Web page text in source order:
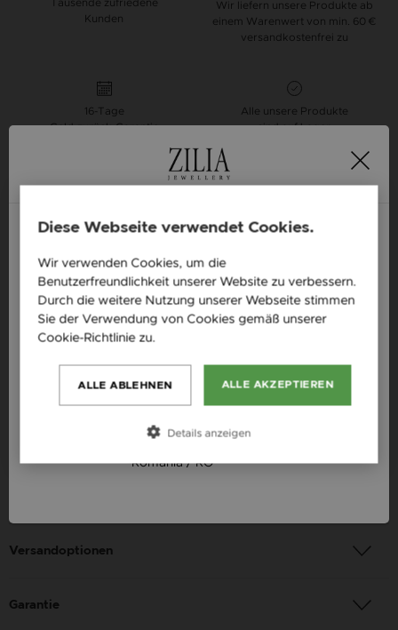
Kunden
Wir liefern unsere Produkte ab
einem Warenwert von min. 60 €
versandkostenfrei zu
16-Tage
Geld-zurück-Garantie
Alle unsere Produkte
sind auf Lager
Design your own Zilia bracelet, that fits your
Produktbeschreibung
Verfügbarkeit: auf Lager
Qualität: 925
Edelstein: Howlith, Onyx, Hämatit
Versandoptionen
Garantie
England / EN
Česká republika / CZ
Slovensko / SK
Slovenija / SI
Österreich / AT
România / RO
Diese Webseite verwendet Cookies.
Wir verwenden Cookies, um die
Benutzerfreundlichkeit unserer Website zu verbessern.
Durch die weitere Nutzung unserer Webseite stimmen
Sie der Verwendung von Cookies gemäß unserer
Cookie-Richtlinie zu.
ALLE AKZEPTIEREN
ALLE ABLEHNEN
Details anzeigen